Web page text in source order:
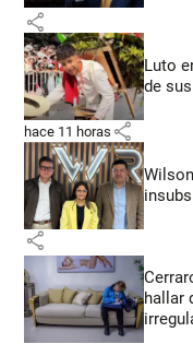
share
Luto
de
hace 11 horas share
share
hallar